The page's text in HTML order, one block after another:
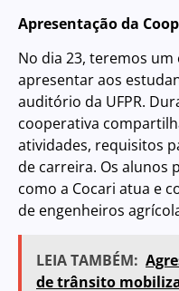
Apresentação da
No dia 23, teremos um
apresentar aos
auditório da UFPR.
cooperativa
atividades, requisitos
de carreira. Os alunos
como a Cocari atua e
de engenheiros
LEIA TAMBÉM:
de trânsito